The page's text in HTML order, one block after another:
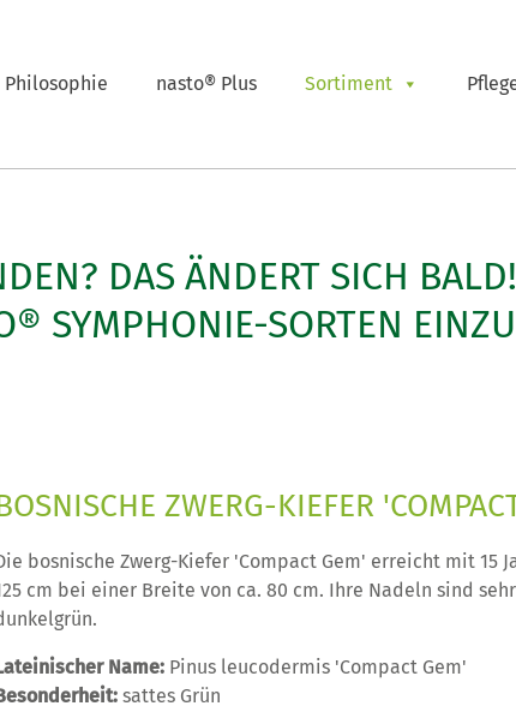
Philosophie nasto® Plus Sortiment
DAS ÄNDERT SICH
SYMPHONIE-SORTEN
ZWERG-KIEFER
bosnische Zwerg-Kiefer 'Compact Gem' erreicht mit 15
cm bei einer Breite von ca. 80 cm. Ihre Nadeln sind
Name: Pinus leucodermis 'Compact Gem'
sattes Grün